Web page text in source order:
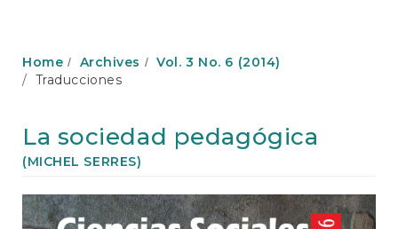
n
n
C
n
t
Home Archives
Vol. 3 No. 6 (2014)
Traducciones
La sociedad pedagógica
(MICHEL SERRES)
Article